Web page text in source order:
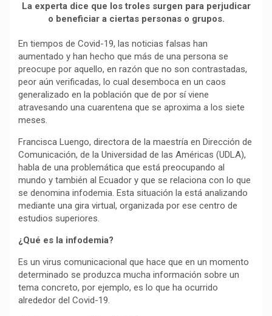
r
La experta dice que los troles surgen para perjudicar
o beneficiar a ciertas personas o grupos.
En tiempos de Covid-19, las noticias falsas han
aumentado y han hecho que más de una persona se
preocupe por aquello, en razón que no son contrastadas,
peor aún verificadas, lo cual desemboca en un caos
generalizado en la población que de por sí viene
atravesando una cuarentena que se aproxima a los siete
meses.
Francisca Luengo, directora de la maestría en Dirección de
Comunicación, de la Universidad de las Américas (UDLA),
habla de una problemática que está preocupando al
mundo y también al Ecuador y que se relaciona con lo que
se denomina infodemia. Esta situación la está analizando
mediante una gira virtual, organizada por ese centro de
estudios superiores.
¿Qué es la infodemia?
Es un virus comunicacional que hace que en un momento
determinado se produzca mucha información sobre un
tema concreto, por ejemplo, es lo que ha ocurrido
alrededor del Covid-19.